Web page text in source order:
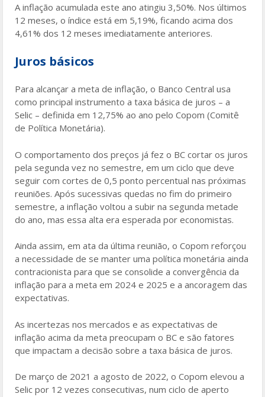
A inflação acumulada este ano atingiu 3,50%. Nos últimos
12 meses, o índice está em 5,19%, ficando acima dos
4,61% dos 12 meses imediatamente anteriores.
Juros básicos
Para alcançar a meta de inflação, o Banco Central usa
como principal instrumento a taxa básica de juros – a
Selic – definida em 12,75% ao ano pelo Copom (Comitê
de Política Monetária).
O comportamento dos preços já fez o BC cortar os juros
pela segunda vez no semestre, em um ciclo que deve
seguir com cortes de 0,5 ponto percentual nas próximas
reuniões. Após sucessivas quedas no fim do primeiro
semestre, a inflação voltou a subir na segunda metade
do ano, mas essa alta era esperada por economistas.
Ainda assim, em ata da última reunião, o Copom reforçou
a necessidade de se manter uma política monetária ainda
contracionista para que se consolide a convergência da
inflação para a meta em 2024 e 2025 e a ancoragem das
expectativas.
As incertezas nos mercados e as expectativas de
inflação acima da meta preocupam o BC e são fatores
que impactam a decisão sobre a taxa básica de juros.
De março de 2021 a agosto de 2022, o Copom elevou a
Selic por 12 vezes consecutivas, num ciclo de aperto